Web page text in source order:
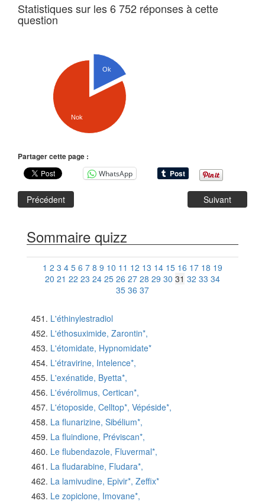
Statistiques sur les 6 752 réponses à cette
question
Ok
Nok
Partager cette page :
WhatsApp
Précédent Suivant
Sommaire quizz
1 2 3 4 5 6 7 8 9 10 11 12 13 14 15 16 17 18 19
20 21 22 23 24 25 26 27 28 29 30 31 32 33 34
35 36 37
L'éthinylestradiol
L'éthosuximide, Zarontin*,
L'étomidate, Hypnomidate*
L'étravirine, Intelence*,
L'exénatide, Byetta*,
L'évérolimus, Certican*,
L'étoposide, Celltop*, Vépéside*,
La flunarizine, Sibélium*,
La fluindione, Préviscan*,
Le flubendazole, Fluvermal*,
La fludarabine, Fludara*,
La lamivudine, Epivir*, Zeffix*
Le zopiclone, Imovane*,